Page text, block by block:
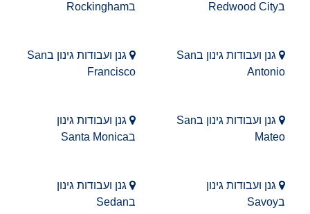
בRedwood City
בRockingham
גנן ועבודות גינון בSan
Antonio
גנן ועבודות גינון בSan
Francisco
גנן ועבודות גינון בSan
Mateo
גנן ועבודות גינון
בSanta Monica
גנן ועבודות גינון
בSavoy
גנן ועבודות גינון
בSedan